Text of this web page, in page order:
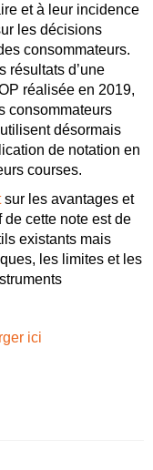
et à leur incidence
les décisions
consommateurs.
résultats d’une
réalisée en 2019,
consommateurs
désormais
de notation en
courses.
sur les avantages et
de cette note est de
existants mais
les limites et les
ici